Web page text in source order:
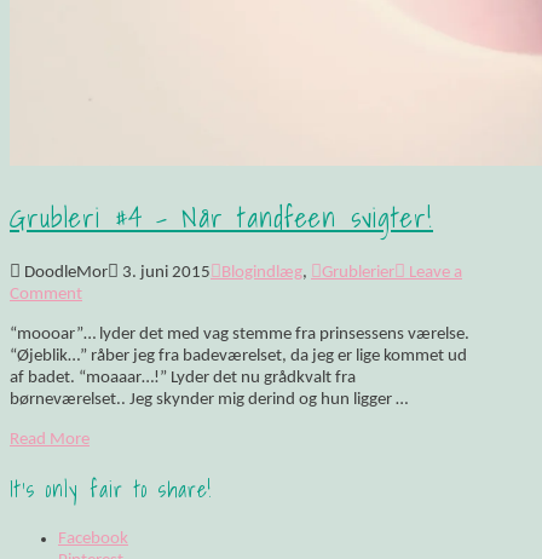
Grubleri #4 – Når tandfeen svigter!
DoodleMor 3. juni 2015 Blogindlæg, Grublerier
Leave a
Comment
“moooar”… lyder det med vag stemme fra prinsessens værelse.
“Øjeblik…” råber jeg fra badeværelset, da jeg er lige kommet ud
af badet. “moaaar…!” Lyder det nu grådkvalt fra
børneværelset.. Jeg skynder mig derind og hun ligger …
Read More
It's only fair to share!
Facebook